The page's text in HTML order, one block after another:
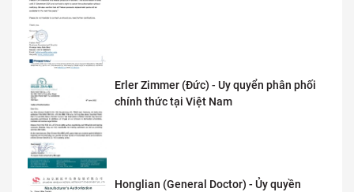
Erler Zimmer (Đức) - Uy quyển phân phối
chính thức tại Việt Nam
Honglian (General Doctor) - Ủy quyền